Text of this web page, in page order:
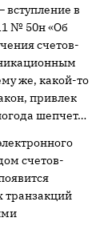
вступление в
№ 50н «Об
счетов-
же, какой-то
привлек
шепчет…
счетов-
транзакций